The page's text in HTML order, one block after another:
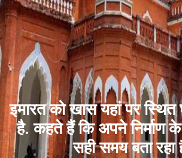
इमारत को खास यहां पर स्थित
है. कहते हैं कि अपने निर्माण
सही समय बता रहा